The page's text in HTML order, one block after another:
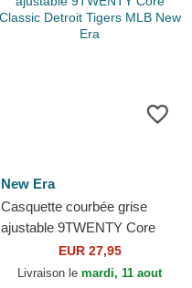
New Era
Casquette courbée grise
ajustable 9TWENTY Core
Classic Detroit Tigers MLB
New Era
EUR 27,95
Livraison le mardi, 11 aout